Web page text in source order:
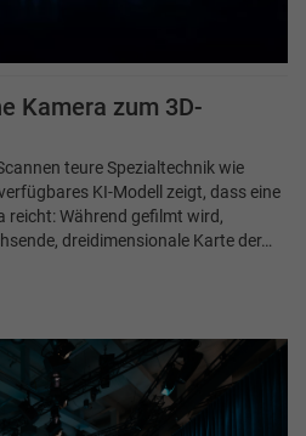
Kamera zum 3D-
teure Spezialtechnik wie
KI-Modell zeigt, dass eine
reicht: Während gefilmt wird,
dreidimensionale Karte der…